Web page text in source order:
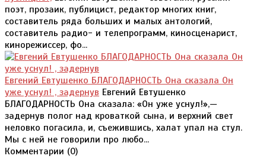
поэт, прозаик, публицист, редактор многих книг,
составитель ряда больших и малых антологий,
составитель радио- и телепрограмм, киносценарист,
кинорежиссер, фо...
Евгений Евтушенко БЛАГОДАРНОСТЬ Она сказала Он
уже уснул! , задернув Евгений Евтушенко
БЛАГОДАРНОСТЬ Она сказала: «Он уже уснул!»,—
задернув полог над кроваткой сына, и верхний свет
неловко погасила, и, съежившись, халат упал на стул.
Мы с ней не говорили про любо...
Комментарии (0)